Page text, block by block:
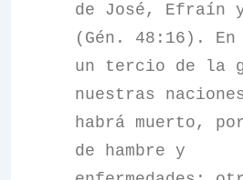
de José, Efraín y
(Gén. 48:16). En
un tercio de la
nuestras
habrá muerto,
de hambre y